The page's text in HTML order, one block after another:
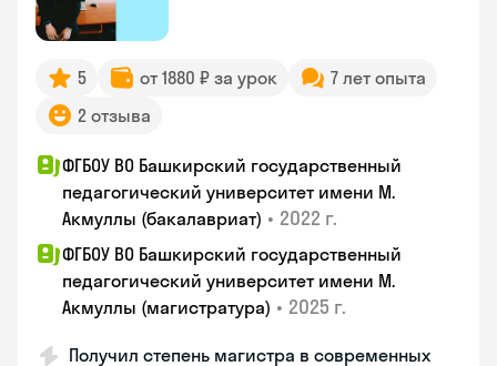
5 от 1880 ₽ за урок
7 лет опыта
2 отзыва
ФГБОУ ВО Башкирский государственный
педагогический университет имени М.
Акмуллы (бакалавриат) • 2022 г.
ФГБОУ ВО Башкирский государственный
педагогический университет имени М.
Акмуллы (магистратура) • 2025 г.
Получил степень магистра в современных